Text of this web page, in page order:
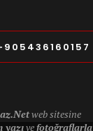
web sitesine
yazıvefotoğraflarla